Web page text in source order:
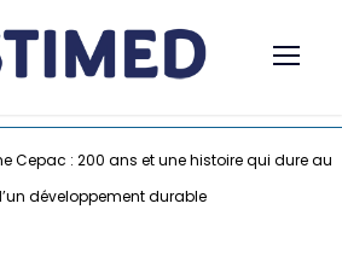
Cepac : 200 ans et une histoire qui dure au
développement durable